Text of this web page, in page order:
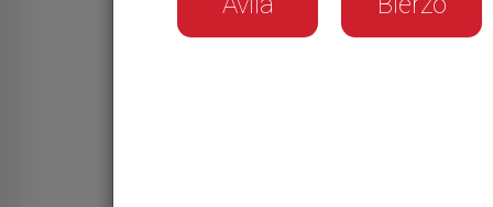
social en
cambio
Carlos Pollán